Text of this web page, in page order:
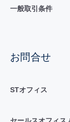
一般取引条件
お問合せ
STオフィス
セールスオフィス